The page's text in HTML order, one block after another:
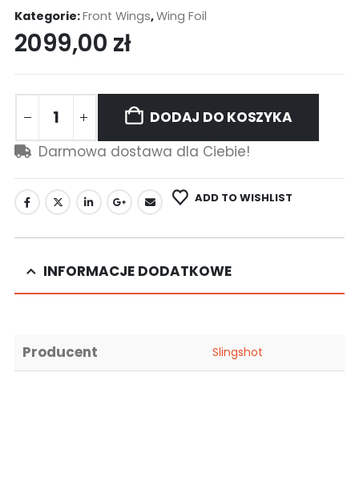
Kategorie:Front Wings,Wing Foil
2099,00 zł
DODAJ DO KOSZYKA
Darmowa dostawa dla Ciebie!
ADD TO WISHLIST
INFORMACJE DODATKOWE
Producent Slingshot